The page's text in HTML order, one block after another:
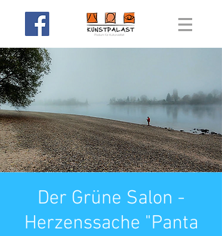
Der Grüne Salon -
Herzenssache "Panta